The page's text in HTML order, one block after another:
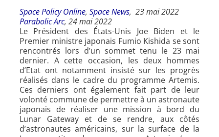
Space Policy Online, Space News, 23 mai 2022
Parabolic Arc, 24 mai 2022
Le Président des États-Unis Joe Biden et le
Premier ministre japonais Fumio Kishida se sont
rencontrés lors d’un sommet tenu le 23 mai
dernier. A cette occasion, les deux hommes
d’Etat ont notamment insisté sur les progrès
réalisés dans le cadre du programme Artemis.
Ces derniers ont également fait part de leur
volonté commune de permettre à un astronaute
japonais de réaliser une mission à bord du
Lunar Gateway et de se rendre, aux côtés
d’astronautes américains, sur la surface de la